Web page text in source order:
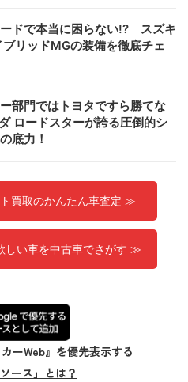
ドで本当に困らない!? スズキ
ブリッドMGの装備を徹底チェ
部門ではトヨタですら勝てな
ロードスターが誇る圧倒的シ
底力！
買取のかんたん車査定 ≫
しい車を中古車でさがす ≫
ーWeb』を優先表示する
ース」とは？